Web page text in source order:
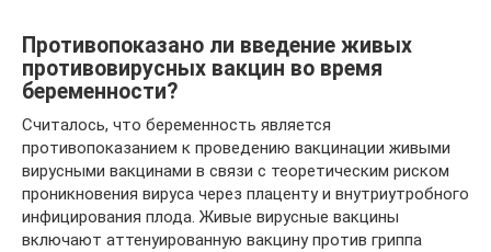
Противопоказано ли введение живых
противовирусных вакцин во время
беременности?
Считалось, что беременность является
противопоказанием к проведению вакцинации живыми
вирусными вакцинами в связи с теоретическим риском
проникновения вируса через плаценту и внутриутробного
инфицирования плода. Живые вирусные вакцины
включают аттенуированную вакцину против гриппа